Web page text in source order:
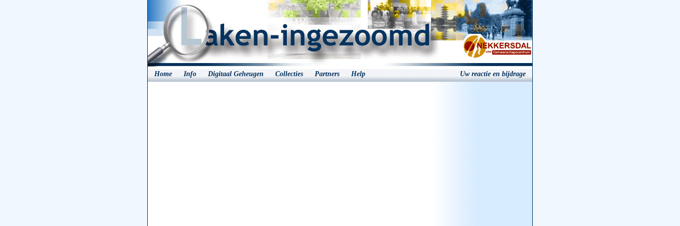
Home Info Digitaal Geheugen Collecties Partners Help Uw reactie en bijdrage